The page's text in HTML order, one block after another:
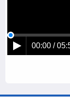
00:00 /